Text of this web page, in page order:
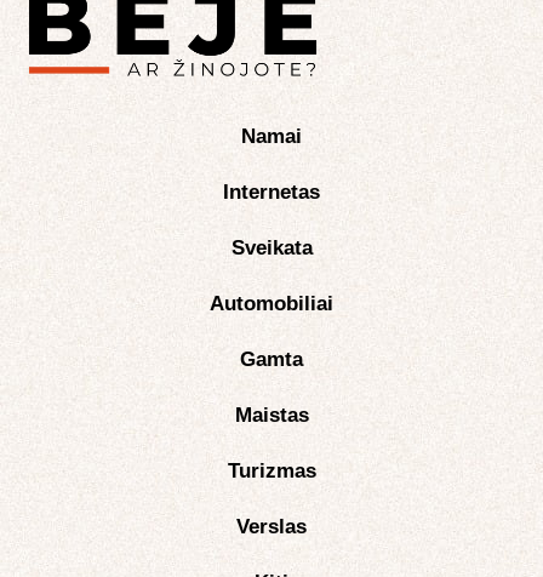
Namai
Internetas
Sveikata
Automobiliai
Gamta
Maistas
Turizmas
Verslas